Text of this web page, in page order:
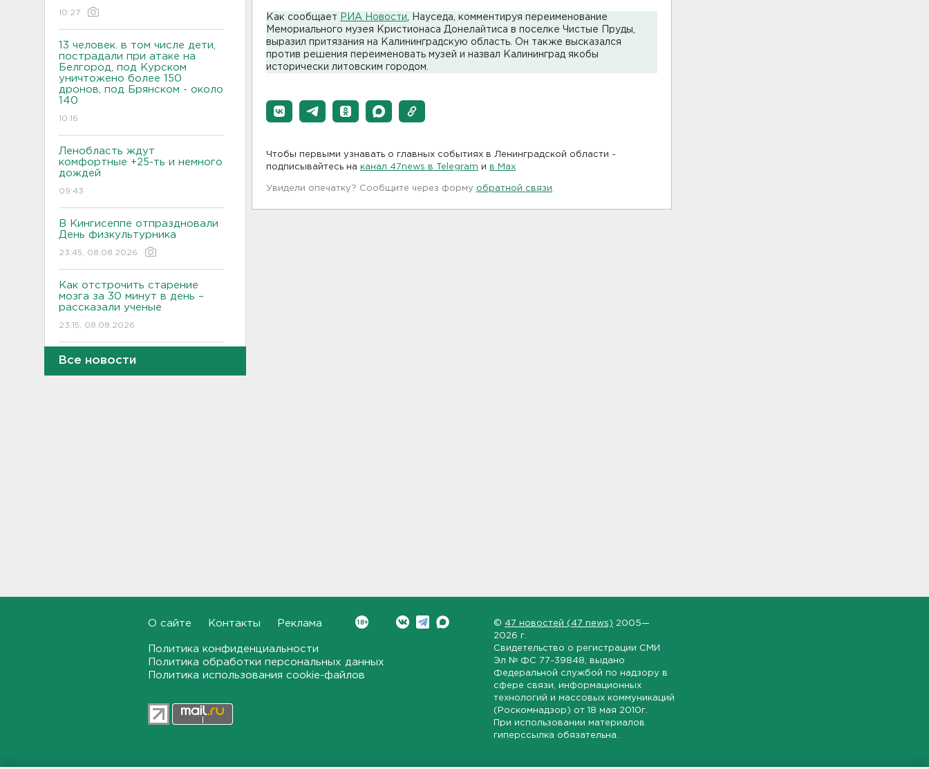
10:27
13 человек. в том числе дети,
пострадали при атаке на
Белгород, под Курском
уничтожено более 150
дронов, под Брянском - около
140
10:16
Ленобласть ждут
комфортные +25-ть и немного
дождей
09:43
В Кингисеппе отпраздновали
День физкультурника
23:45, 08.08.2026
Как отстрочить старение
мозга за 30 минут в день –
рассказали ученые
23:15, 08.08.2026
В Петербурге и Ленобласти
пострадали дети
Петербургские мосты
окрасятся в цвета
Ленинградской Победы 9
холодильник, объяснили
Все новости
Как сообщает РИА Новости , Науседа, комментируя переименование
Мемориального музея Кристионаса Донелайтиса в поселке Чистые Пруды,
выразил притязания на Калининградскую область. Он также высказался
против решения переименовать музей и назвал Калининград якобы
исторически литовским городом.
Чтобы первыми узнавать о главных событиях в Ленинградской области -
подписывайтесь на канал 47news в Telegram и в Maх
Увидели опечатку? Сообщите через форму обратной связи
О сайте Контакты Реклама
Политика конфиденциальности
Политика обработки персональных данных
Политика использования cookie-файлов
© 47 новостей (47 news) 2005—
2026 г.
Свидетельство о регистрации СМИ
Эл № ФС 77-39848 , выдано
Федеральной службой по надзору в
сфере связи, информационных
технологий и массовых коммуникаций
(Роскомнадзор) от 18 мая 2010г.
При использовании материалов
гиперссылка обязательна.